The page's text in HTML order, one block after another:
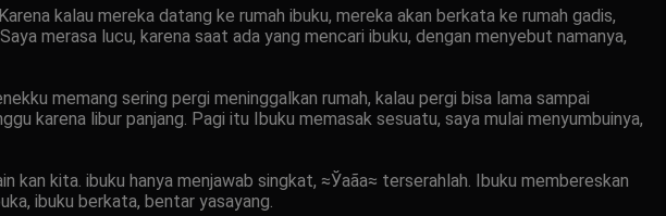
kalau mereka datang ke rumah ibuku, mereka akan berkata ke rumah gadis,
merasa lucu, karena saat ada yang mencari ibuku, dengan menyebut namanya,
memang sering pergi meninggalkan rumah, kalau pergi bisa lama sampai
karena libur panjang. Pagi itu Ibuku memasak sesuatu, saya mulai menyumbuinya,
kan kita. ibuku hanya menjawab singkat, ≈Ўaãa≈ terserahlah. Ibuku membereskan
ibuku berkata, bentar yasayang.